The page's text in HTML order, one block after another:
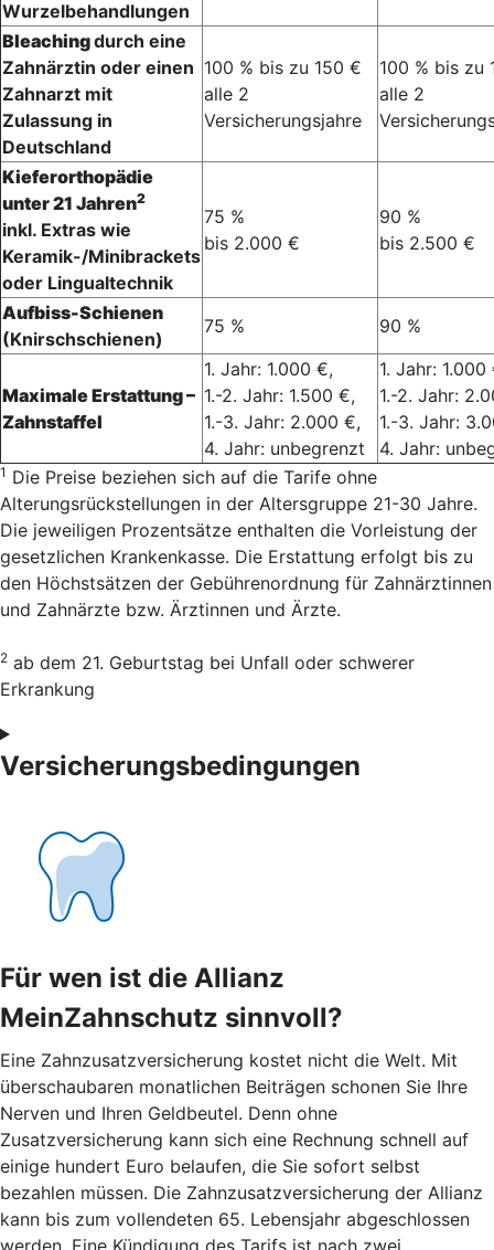
Wurzelbehandlungen
Bleachingdurch eine
Zahnärztin oder einen
Zahnarzt mit
Zulassung in
Deutschland
100 % bis zu 150 €
alle 2
Versicherungsjahre
100 % bis zu
alle 2
Kieferorthopädie
unter 21 Jahren2
inkl. Extras wie
Keramik-/Minibrackets
oder Lingualtechnik
75 %
bis 2.000 €
90 %
bis 2.500 €
Aufbiss-Schienen
(Knirschschienen)
75 % 90 %
Maximale Erstattung –
Zahnstaffel
1. Jahr: 1.000 €,
1.-2. Jahr: 1.500 €,
1.-3. Jahr: 2.000 €,
4. Jahr: unbegrenzt
1. Jahr: 1.000
1.-2. Jahr:
1.-3. Jahr:
4. Jahr:
1 Die Preise beziehen sich auf die Tarife ohne
Alterungsrückstellungen in der Altersgruppe 21-30 Jahre.
Die jeweiligen Prozentsätze enthalten die Vorleistung der
gesetzlichen Krankenkasse. Die Erstattung erfolgt bis zu
den Höchstsätzen der Gebührenordnung für Zahnärztinnen
und Zahnärzte bzw. Ärztinnen und Ärzte.
2 ab dem 21. Geburtstag bei Unfall oder schwerer
Erkrankung
Versicherungsbedingungen
Für wen ist die Allianz
MeinZahnschutz sinnvoll?
Eine Zahnzusatzversicherung kostet nicht die Welt. Mit
überschaubaren monatlichen Beiträgen schonen Sie Ihre
Nerven und Ihren Geldbeutel. Denn ohne
Zusatzversicherung kann sich eine Rechnung schnell auf
einige hundert Euro belaufen, die Sie sofort selbst
bezahlen müssen. Die Zahnzusatzversicherung der Allianz
kann bis zum vollendeten 65. Lebensjahr abgeschlossen